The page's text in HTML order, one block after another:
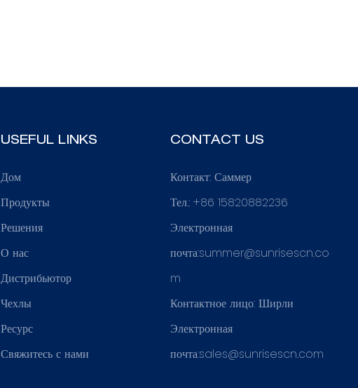
USEFUL LINKS
Дом
Продукты
Решения
О нас
Дистрибьютор
Чехлы
Ресурс
Свяжитесь с нами
CONTACT US
Контакт: Саммер
Тел.: +86 15820882236
Электронная
почта:summer@sunrisescn.co
m
Контактное лицо: Ширли
Электронная
почта:sales@sunrisescn.com